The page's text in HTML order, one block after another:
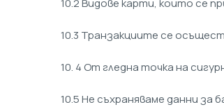
10.2 Видове карти, които се
10.3 Транзакциите се
10. 4 От гледна точка на
10.5 Не съхраняваме данни за